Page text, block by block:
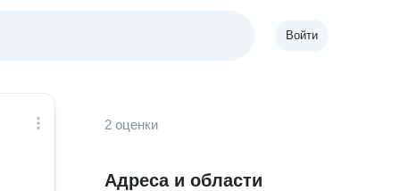
Войти
2 оценки
Адреса и области